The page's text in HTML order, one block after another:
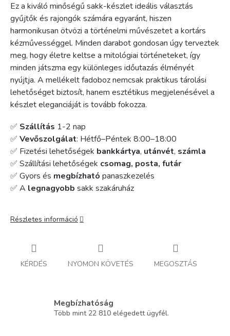
Ez a kiváló minőségű sakk-készlet ideális választás
gyűjtők és rajongók számára egyaránt, hiszen
harmonikusan ötvözi a történelmi művészetet a kortárs
kézművességgel. Minden darabot gondosan úgy terveztek
meg, hogy életre keltse a mitológiai történeteket, így
minden játszma egy különleges időutazás élményét
nyújtja. A mellékelt fadoboz nemcsak praktikus tárolási
lehetőséget biztosít, hanem esztétikus megjelenésével a
készlet eleganciáját is tovább fokozza.
✅ Szállítás 1-2 nap
✅ Vevőszolgálat: Hétfő–Péntek 8:00–18:00
✅ Fizetési lehetőségek bankkártya, utánvét, számla
✅ Szállítási lehetőségek csomag, posta, futár
✅ Gyors és megbízható panaszkezelés
✅ A legnagyobb sakk szakáruház
Részletes információ
KÉRDÉS NYOMON KÖVETÉS MEGOSZTÁS
Megbízhatóság
Több mint 22 810 elégedett ügyfél.